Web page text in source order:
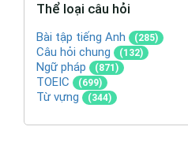
Thể loại câu hỏi
Bài tập tiếng Anh (285)
Câu hỏi chung (132)
Ngữ pháp (871)
TOEIC (699)
Từ vựng (344)